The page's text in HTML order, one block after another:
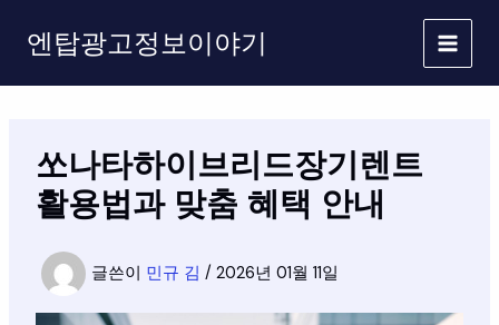
로
엔탑광고정보이야기
쏘나타하이브리드장기렌트
활용법과 맞춤 혜택 안내
글쓴이 민규 김 / 2026년 01월 11일